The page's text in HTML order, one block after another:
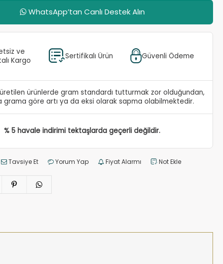
WhatsApp’tan Canlı Destek Alın
ve
Kargo
Sertifikalı Ürün Güvenli Ödeme
ürünlerde gram standardı tutturmak zor olduğundan,
grama göre artı ya da eksi olarak sapma olabilmektedir.
% 5 havale indirimi tektaşlarda geçerli değildir.
Tavsiye Et Yorum Yap Fiyat Alarmı Not Ekle